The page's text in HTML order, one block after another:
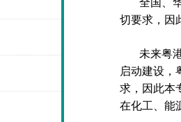
全国、
切要求，因
未来粤
启动建设，
求，因此本
在化工、能